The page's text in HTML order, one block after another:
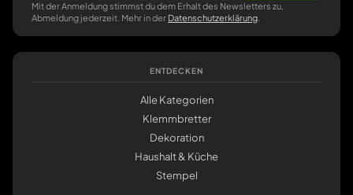
Mit der Anmeldung stimmst du dem Erhalt des Newsletters zu,
Abmeldung jederzeit. Mehr in der Datenschutzerklärung
ENTDECKEN
Alle Kategorien
Klemmbretter
Dekoration
Haushalt & Küche
Stempel